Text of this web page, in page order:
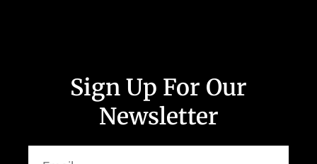
Sign Up For Our
Newsletter